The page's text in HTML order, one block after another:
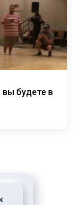
вы будете в